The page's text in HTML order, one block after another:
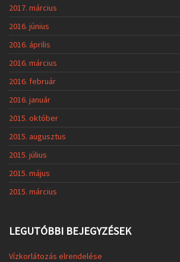
2017. március
2016. június
2016. április
2016. március
2016. február
2016. január
2015. október
2015. augusztus
2015. július
2015. május
2015. március
LEGUTÓBBI BEJEGYZÉSEK
Vízkorlátozás elrendelése